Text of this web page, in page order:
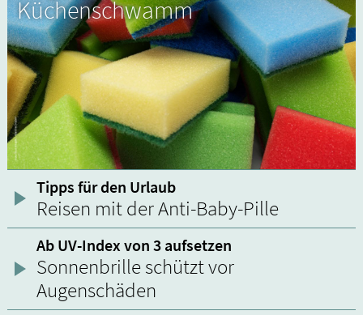
Küchenschwamm
Tipps für den Urlaub
Reisen mit der Anti-Baby-Pille
Ab UV-Index von 3 aufsetzen
Sonnenbrille schützt vor
Augenschäden